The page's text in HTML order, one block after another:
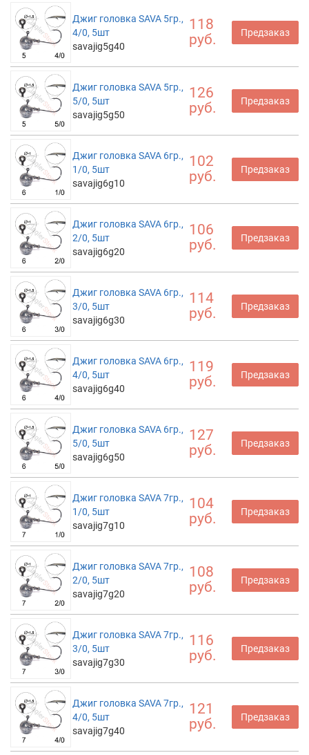
Джиг головка SAVA 5гр.,
4/0, 5шт
savajig5g40
118
руб.
Предзаказ
Джиг головка SAVA 5гр.,
5/0, 5шт
savajig5g50
126
руб.
Предзаказ
Джиг головка SAVA 6гр.,
1/0, 5шт
savajig6g10
102
руб.
Предзаказ
Джиг головка SAVA 6гр.,
2/0, 5шт
savajig6g20
106
руб.
Предзаказ
Джиг головка SAVA 6гр.,
3/0, 5шт
savajig6g30
114
руб.
Предзаказ
Джиг головка SAVA 6гр.,
4/0, 5шт
savajig6g40
119
руб.
Предзаказ
Джиг головка SAVA 6гр.,
5/0, 5шт
savajig6g50
127
руб.
Предзаказ
Джиг головка SAVA 7гр.,
1/0, 5шт
savajig7g10
104
руб.
Предзаказ
Джиг головка SAVA 7гр.,
2/0, 5шт
savajig7g20
108
руб.
Предзаказ
Джиг головка SAVA 7гр.,
3/0, 5шт
savajig7g30
116
руб.
Предзаказ
Джиг головка SAVA 7гр.,
4/0, 5шт
savajig7g40
121
руб.
Предзаказ